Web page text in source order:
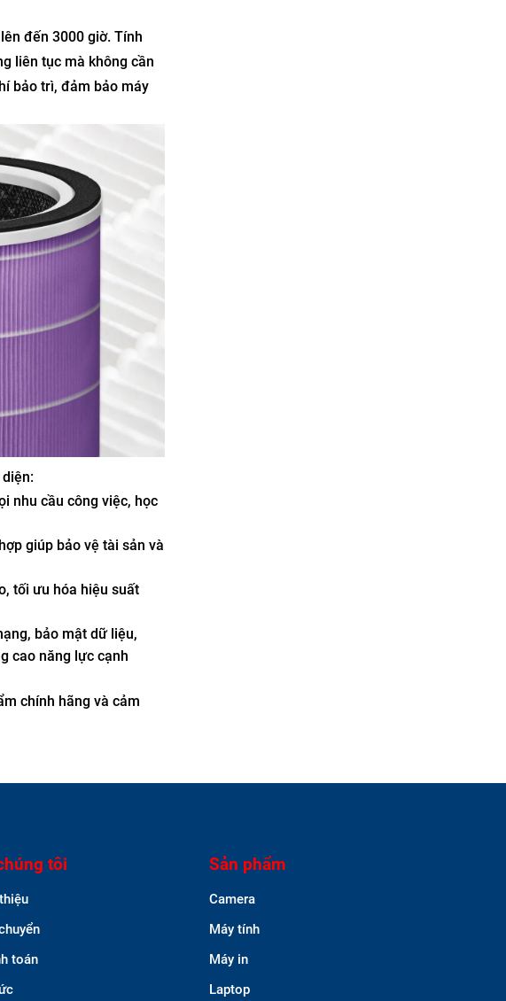
đến 3000 giờ. Tính
liên tục mà không cần
bảo trì, đảm bảo máy
nhu cầu công việc, học
giúp bảo vệ tài sản và
tối ưu hóa hiệu suất
bảo mật dữ liệu,
cao năng lực cạnh
chính hãng và cảm
tôi
toán
Sản phẩm
Camera
Máy tính
Máy in
Laptop